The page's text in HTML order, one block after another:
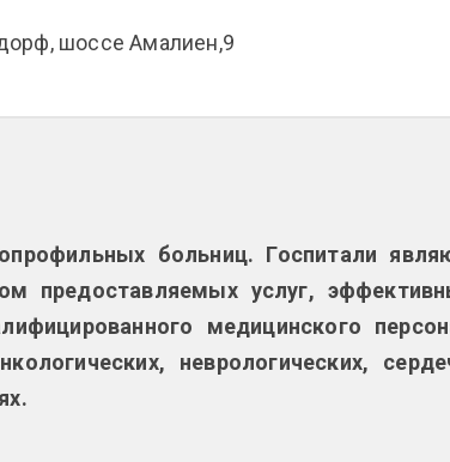
шоссе Амалиен,9
больниц. Госпитали
предоставляемых услуг,
медицинского
неврологических,